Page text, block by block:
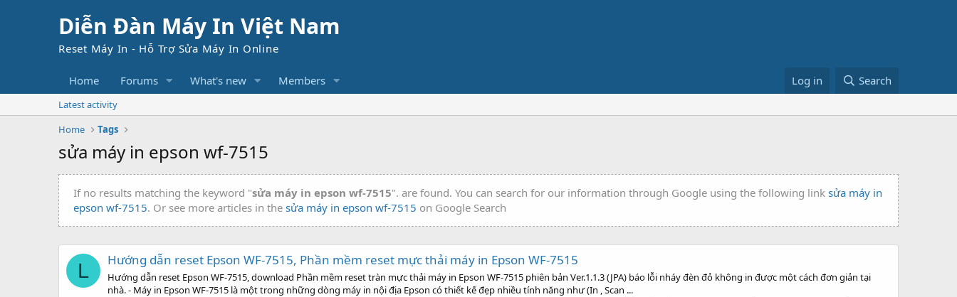
Diễn Đàn Máy In Việt Nam
Reset Máy In - Hỗ Trợ Sửa Máy In Online
Home Forums What's new Members Log in Search
Latest activity
Home
Tags
sửa máy in epson wf-7515
If no results matching the keyword "sửa máy in epson wf-7515". are found. You can search for our information through Google using the following link sửa máy in
epson wf-7515. Or see more articles in the sửa máy in epson wf-7515 on Google Search
L Hướng dẫn reset Epson WF-7515, Phần mềm reset mực thải máy in Epson WF-7515
Hướng dẫn reset Epson WF-7515, download Phần mềm reset tràn mực thải máy in Epson WF-7515 phiên bản Ver.1.1.3 (JPA) báo lỗi nháy đèn đỏ không in được một cách đơn giản tại
nhà. - Máy in Epson WF-7515 là một trong những dòng máy in nội địa Epson có thiết kế đẹp nhiều tính năng như (In , Scan ...